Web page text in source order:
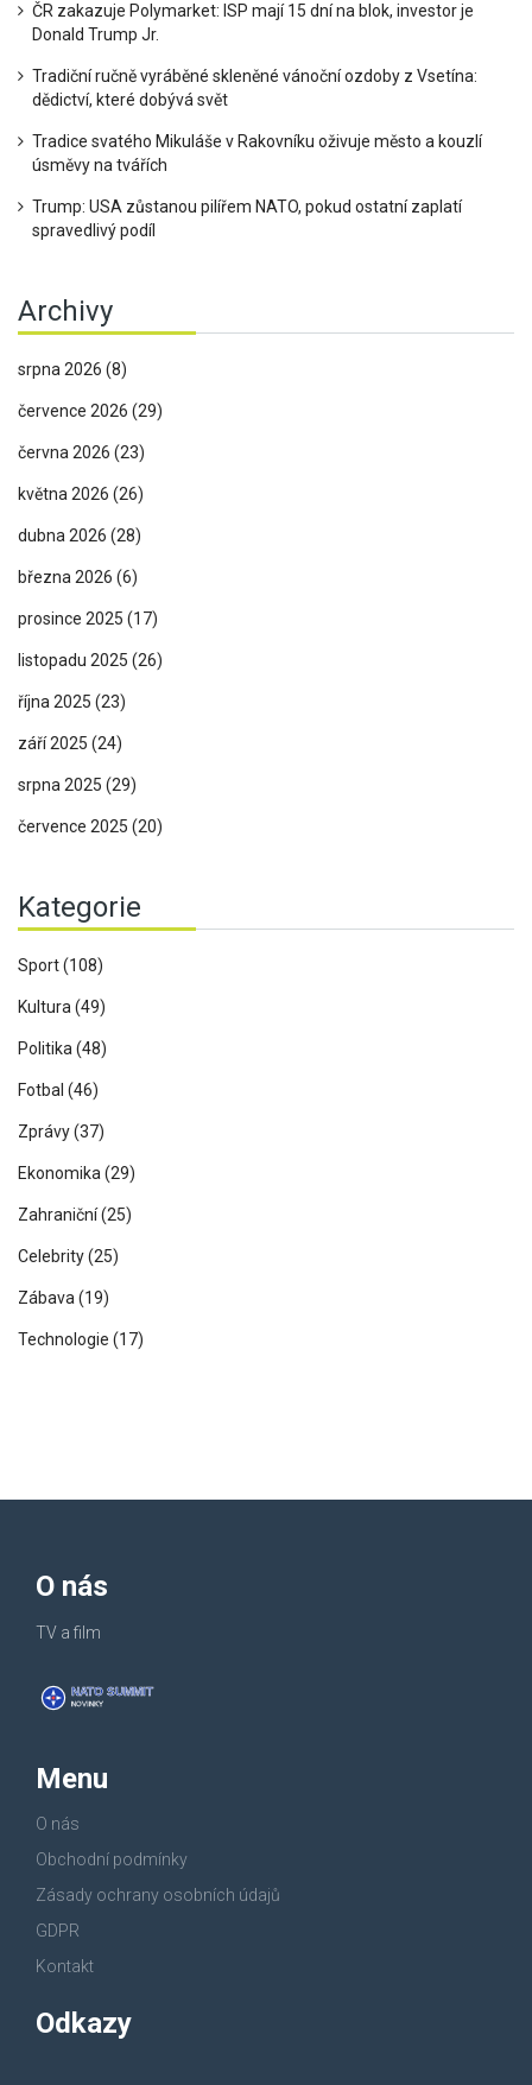
ČR zakazuje Polymarket: ISP mají 15 dní na blok, investor je
Donald Trump Jr.
Tradiční ručně vyráběné skleněné vánoční ozdoby z Vsetína:
dědictví, které dobývá svět
Tradice svatého Mikuláše v Rakovníku oživuje město a kouzlí
úsměvy na tvářích
Trump: USA zůstanou pilířem NATO, pokud ostatní zaplatí
spravedlivý podíl
Archivy
srpna 2026 (8)
července 2026 (29)
června 2026 (23)
května 2026 (26)
dubna 2026 (28)
března 2026 (6)
prosince 2025 (17)
listopadu 2025 (26)
října 2025 (23)
září 2025 (24)
srpna 2025 (29)
července 2025 (20)
Kategorie
Sport(108)
Kultura(49)
Politika(48)
Fotbal (46)
Zprávy(37)
Ekonomika(29)
Zahraniční(25)
Celebrity(25)
Zábava(19)
Technologie (17)
O nás
TV a film
Menu
O nás
Obchodní podmínky
Zásady ochrany osobních údajů
GDPR
Kontakt
Odkazy